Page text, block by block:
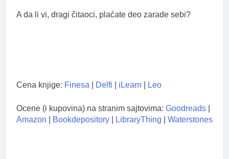
A da li vi, dragi čitaoci, plaćate deo zarade sebi?
Cena knjige: Finesa Delfi iLearn Leo
Ocene (i kupovina) na stranim sajtovima: Goodreads
Amazon
Bookdepository LibraryThing Waterstones